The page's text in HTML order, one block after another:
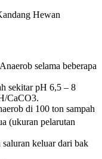
selama beberapa
sekitar pH 6,5 – 8
CaCO3.
di 100 ton sampah
(ukuran pelarutan
keluar dari bak